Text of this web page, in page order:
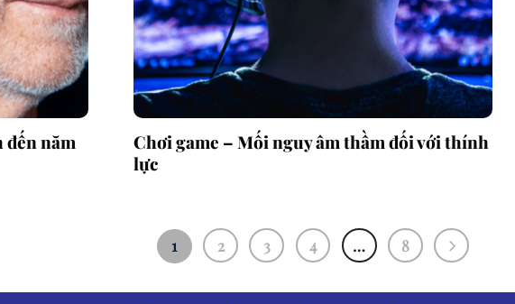
năm
Chơi game – Mối nguy âm thầm đối với thính
lực
1 2 3 4 … 8